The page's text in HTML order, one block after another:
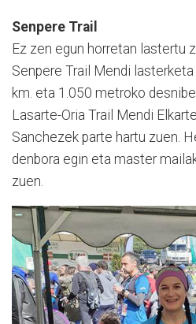
Senpere Trail
Ez zen egun horretan lastertu
Senpere Trail Mendi
km. eta 1.050 metroko
Lasarte-Oria Trail Mendi
Sanchezek parte hartu zuen.
denbora egin eta master
zuen.